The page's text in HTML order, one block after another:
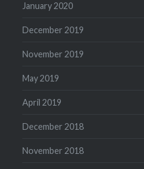
January 2020
December 2019
November 2019
May 2019
April 2019
December 2018
November 2018